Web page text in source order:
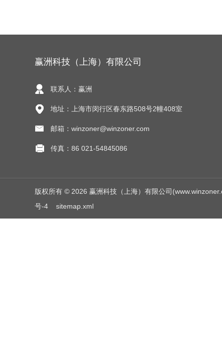
赢洲科技（上海）有限公司
联系人：赢洲
地址：上海市闵行区春东路508号2幢408室
邮箱：winzoner@winzoner.com
传真：86 021-54845086
版权所有 © 2026 赢洲科技（上海）有限公司
号-4
sitemap.xml